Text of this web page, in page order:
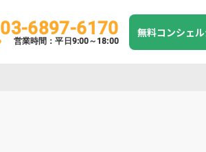
03-6897-6170
営業時間：平日9:00～18:00
無料コンシェ